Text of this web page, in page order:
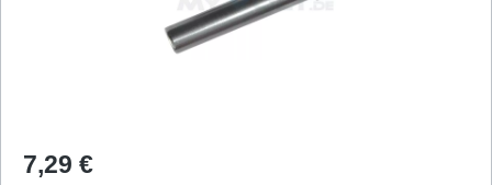
Regulärer Preis:
7,29 €